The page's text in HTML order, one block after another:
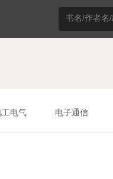
工电气 电子通信